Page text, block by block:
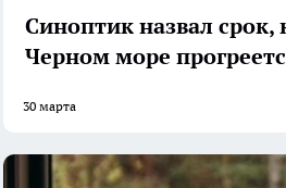
Синоптик назвал срок,
Черном море
30 марта